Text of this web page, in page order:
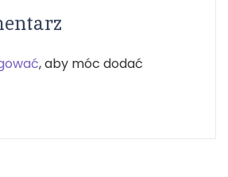
, aby móc dodać